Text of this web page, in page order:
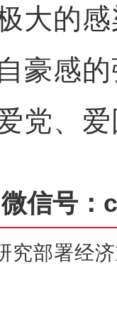
大的
豪感
党、
微信号
究部署经